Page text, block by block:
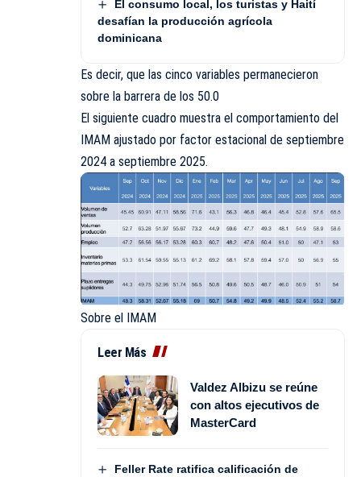
El consumo local, los turistas y Haití
desafían la producción agrícola
dominicana
Es decir, que las cinco variables permanecieron
sobre la barrera de los 50.0
El siguiente cuadro muestra el comportamiento del
IMAM ajustado por factor estacional de septiembre
2024 a septiembre 2025.
Sobre el IMAM
Leer Más
Valdez Albizu se reúne
con altos ejecutivos de
MasterCard
Feller Rate ratifica calificación de